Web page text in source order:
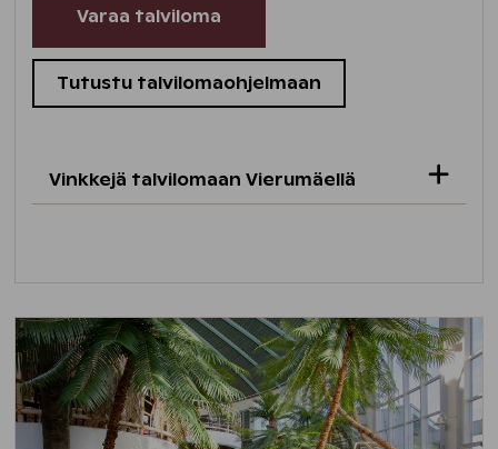
Varaa talviloma
Tutustu talvilomaohjelmaan
Vinkkejä talvilomaan Vierumäellä
Urheiluhallin ja jäähallin väliin juoksuradalle
on rakennettu perheen pienimmille lasten
latu. Lasten ladun varrelta löytyy erilaisia
tehtäviä, joiden suorittamisesta on
luvassa pieniä palkintoja. Ladun varrella
ohjaaja opastaa ja kannustaa tehtäviin.